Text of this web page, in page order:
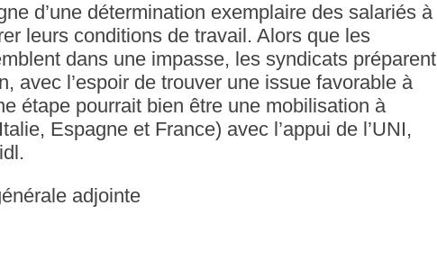
d’une détermination exemplaire des salariés à
leurs conditions de travail. Alors que les
dans une impasse, les syndicats préparent
avec l’espoir de trouver une issue favorable à
étape pourrait bien être une mobilisation à
Espagne et France) avec l’appui de l’UNI,
adjointe